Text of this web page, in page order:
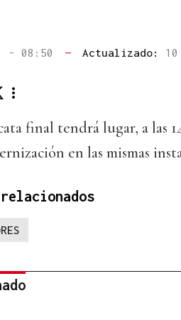
- 08:50 — Actualizado:
final tendrá lugar, a las
en las mismas
relacionados